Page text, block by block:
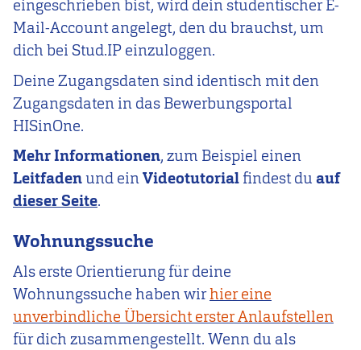
eingeschrieben bist, wird dein studentischer E-
Mail-Account angelegt, den du brauchst, um
dich bei Stud.IP einzuloggen.
Deine Zugangsdaten sind identisch mit den
Zugangsdaten in das Bewerbungsportal
HISinOne.
Mehr Informationen, zum Beispiel einen
Leitfadenund einVideotutorial findest du auf
dieser Seite.
Wohnungssuche
Als erste Orientierung für deine
Wohnungssuche haben wirhier eine
unverbindliche Übersicht erster Anlaufstellen
für dich zusammengestellt. Wenn du als